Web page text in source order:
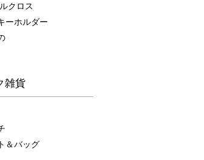
クロス
ーホルダー
雑貨
＆バッグ